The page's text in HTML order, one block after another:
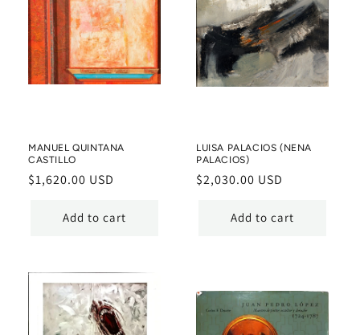
MANUEL QUINTANA
CASTILLO
Regular
$1,620.00 USD
Add to cart
LUISA PALACIOS (NENA
PALACIOS)
Regular
$2,030.00 USD
Add to cart